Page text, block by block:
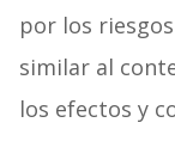
por los
similar al
los efectos y